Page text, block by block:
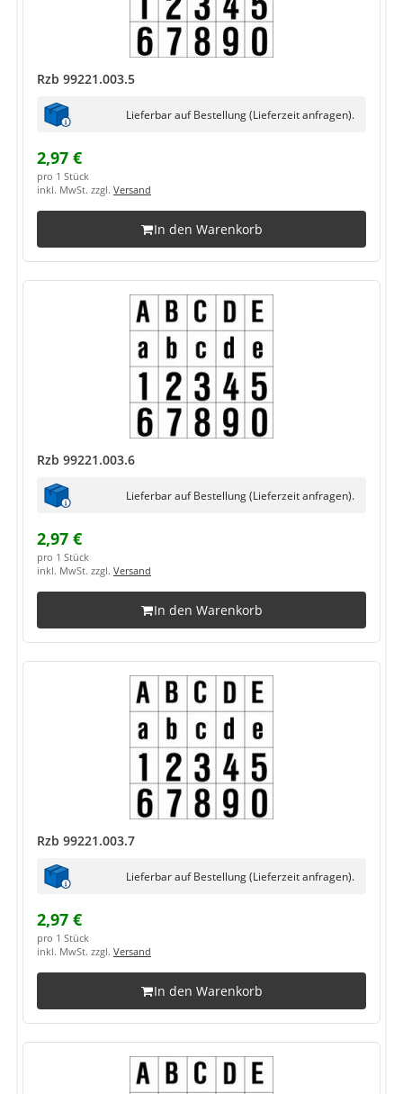
Rzb 99221.003.5
Lieferbar auf Bestellung (Lieferzeit anfragen).
2,97 €
pro 1 Stück
inkl. MwSt. zzgl. Versand
In den Warenkorb
Rzb 99221.003.6
Lieferbar auf Bestellung (Lieferzeit anfragen).
2,97 €
pro 1 Stück
inkl. MwSt. zzgl. Versand
In den Warenkorb
Rzb 99221.003.7
Lieferbar auf Bestellung (Lieferzeit anfragen).
2,97 €
pro 1 Stück
inkl. MwSt. zzgl. Versand
In den Warenkorb